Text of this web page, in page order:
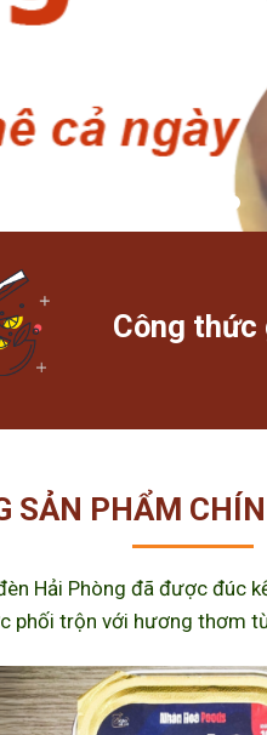
Công
SẢN PHẨM
Hải Phòng đã được
phối trộn với hương thơm